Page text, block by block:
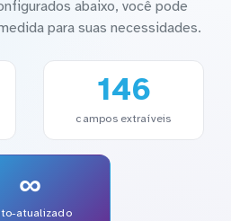
abaixo, você pode
para suas necessidades.
146
campos extraíveis
∞
atualizado